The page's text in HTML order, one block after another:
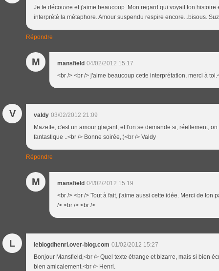
Je te découvre et j'aime beaucoup. Mon regard qui voyait ton histoire
interprété la métaphore. Amour suspendu respire encore...bisous.
Répondre
M mansfield 04/02/2012 15:17
<br /> <br /> j'aime beaucoup cette interprétation, merci à
V valdy 03/02/2012 21:09
Mazette, c'est un amour glaçant, et l'on se demande si, réellement,
fantastique ..<br /> Bonne soirée,:)<br /> Valdy
Répondre
M mansfield 04/02/2012 15:19
<br /> <br /> Tout à fait, j'aime aussi cette idée. Merci de ton
/> <br /> <br />
L leblogdhenri.over-blog.com 01/02/2012 15:27
Bonjour Mansfield,<br /> Quel texte étrange et bizarre, mais si bien
bien amicalement.<br /> Henri.